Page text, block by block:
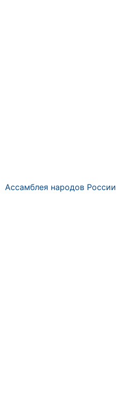
Ассамблея народов России